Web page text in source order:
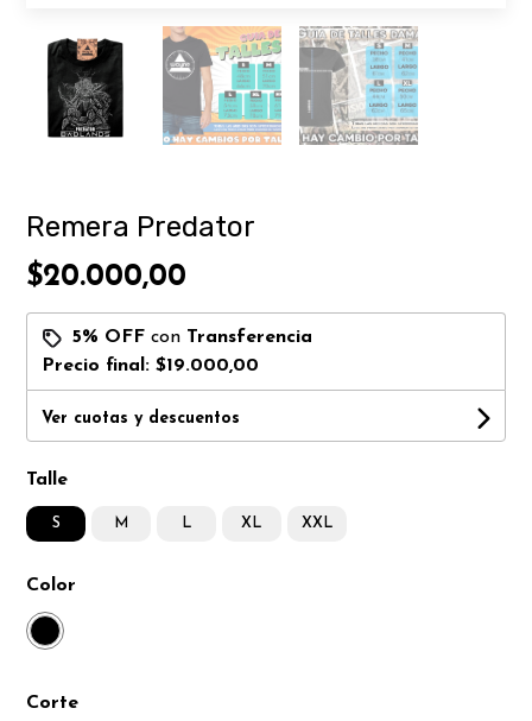
Remera Predator
$20.000,00
5% OFF con Transferencia
Precio final:$19.000,00
Ver cuotas y descuentos
Talle
S M L XL XXL
Color
Corte